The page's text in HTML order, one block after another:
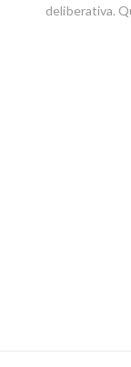
deliberativa.